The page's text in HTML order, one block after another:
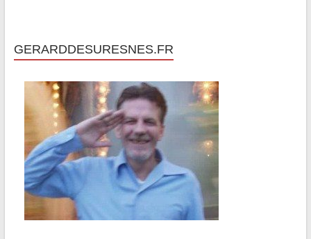
GERARDDESURESNES.FR